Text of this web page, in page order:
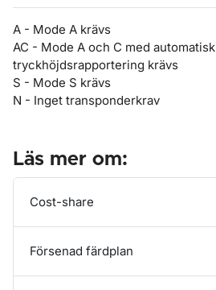
A - Mode A krävs
AC - Mode A och C med automatisk
tryckhöjdsrapportering krävs
S - Mode S krävs
N - Inget transponderkrav
Läs mer om:
Cost-share
Försenad färdplan